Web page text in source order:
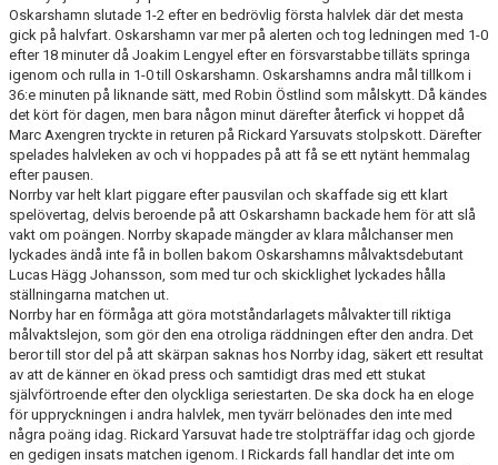
NÄRA NORRBY
VÄRDEGRUND
Oskarshamn slutade 1-2 efter en bedrövlig första halvlek där det mesta
gick på halvfart. Oskarshamn var mer på alerten och tog ledningen med 1-0
efter 18 minuter då Joakim Lengyel efter en försvarstabbe tilläts springa
igenom och rulla in 1-0 till Oskarshamn. Oskarshamns andra mål tillkom i
36:e minuten på liknande sätt, med Robin Östlind som målskytt. Då kändes
det kört för dagen, men bara någon minut därefter återfick vi hoppet då
Marc Axengren tryckte in returen på Rickard Yarsuvats stolpskott. Därefter
spelades halvleken av och vi hoppades på att få se ett nytänt hemmalag
efter pausen.
Norrby var helt klart piggare efter pausvilan och skaffade sig ett klart
spelövertag, delvis beroende på att Oskarshamn backade hem för att slå
vakt om poängen. Norrby skapade mängder av klara målchanser men
lyckades ändå inte få in bollen bakom Oskarshamns målvaktsdebutant
Lucas Hägg Johansson, som med tur och skicklighet lyckades hålla
ställningarna matchen ut.
Norrby har en förmåga att göra motståndarlagets målvakter till riktiga
målvaktslejon, som gör den ena otroliga räddningen efter den andra. Det
beror till stor del på att skärpan saknas hos Norrby idag, säkert ett resultat
av att de känner en ökad press och samtidigt dras med ett stukat
självförtroende efter den olyckliga seriestarten. De ska dock ha en eloge
för uppryckningen i andra halvlek, men tyvärr belönades den inte med
några poäng idag. Rickard Yarsuvat hade tre stolpträffar idag och gjorde
en gedigen insats matchen igenom. I Rickards fall handlar det inte om